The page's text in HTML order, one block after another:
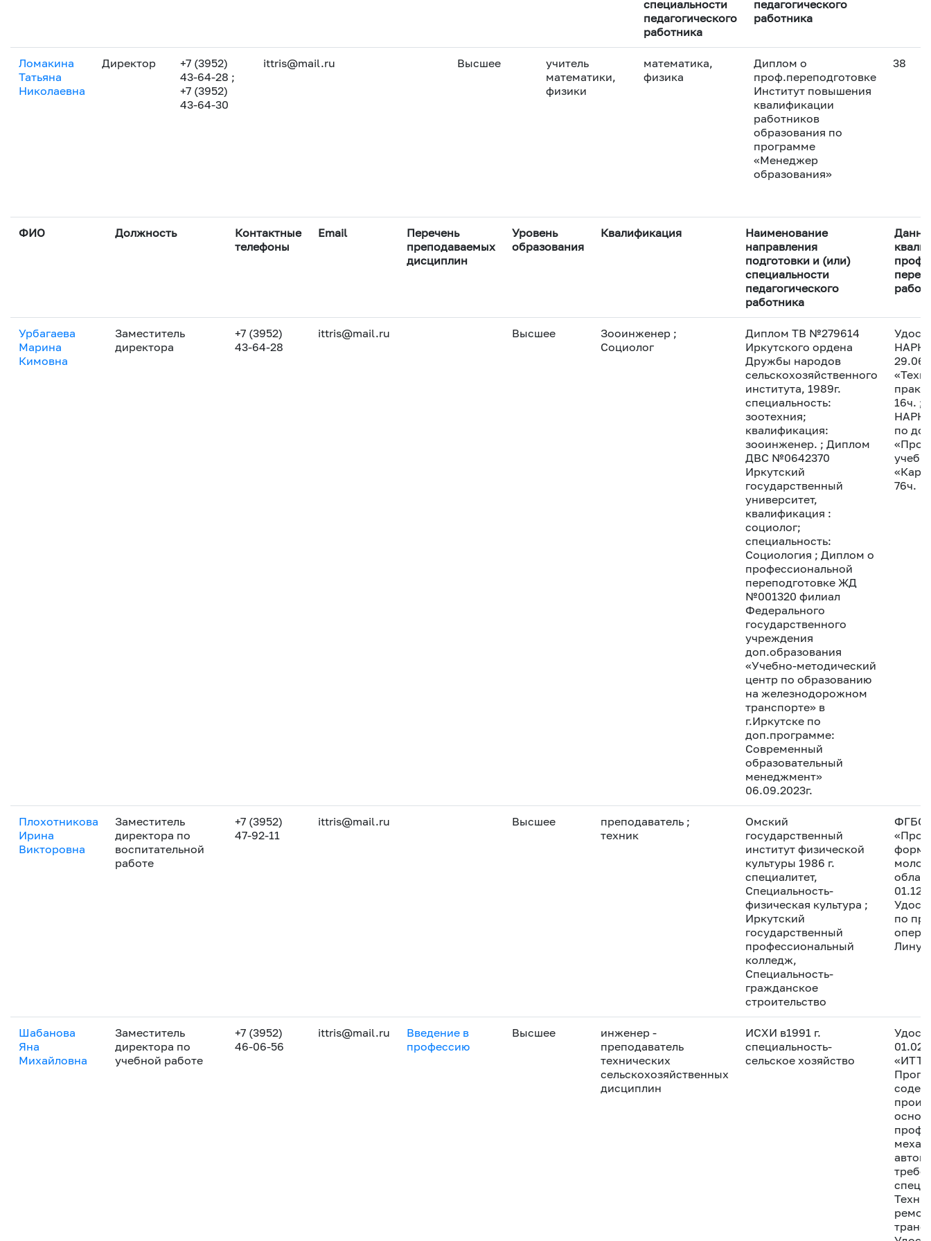
специальности
педагогического
работника
педагогического
работника
Ломакина
Татьяна
Николаевна
Директор
+7 (3952)
43-64-28 ;
+7 (3952)
43-64-30
ittris@mail.ru Высшее
учитель
математики,
физики
математика,
физика
Диплом о
проф.переподготовке
Институт повышения
квалификации
работников
образования по
программе
«Менеджер
образования»
38
ФИО Должность
Контактные
телефоны
Email
Перечень
преподаваемых
дисциплин
Уровень
образования
Квалификация
Наименование
направления
подготовки и (или)
специальности
педагогического
работника
Урбагаева
Марина
Кимовна
Заместитель
директора
+7 (3952)
43-64-28
ittris@mail.ru Высшее Зооинженер ;
Социолог
Диплом ТВ №279614
Иркутского ордена
Дружбы народов
сельскохозяйственного
института, 1989г.
специальность:
зоотехния;
квалификация:
зооинженер. ; Диплом
ДВС №0642370
Иркутский
государственный
университет,
квалификация :
социолог;
специальность:
Социология ; Диплом о
профессиональной
переподготовке ЖД
№001320 филиал
Федерального
государственного
учреждения
доп.образования
«Учебно-методический
центр по образованию
на железнодорожном
транспорте» в
г.Иркутске по
доп.программе:
Современный
образовательный
менеджмент»
06.09.2023г.
НАРК,
16ч. ;
НАРК,
по
76ч.
Плохотникова
Ирина
Викторовна
Заместитель
директора по
воспитательной
работе
+7 (3952)
47-92-11
ittris@mail.ru Высшее преподаватель ;
техник
Омский
государственный
институт физической
культуры 1986 г.
специалитет,
Специальность-
физическая культура ;
Иркутский
государственный
профессиональный
колледж,
Специальность-
гражданское
строительство
по
Шабанова
Яна
Михайловна
Заместитель
директора по
учебной работе
+7 (3952)
46-06-56
ittris@mail.ru
Введение в
профессию
Высшее
инженер -
преподаватель
технических
сельскохозяйственных
дисциплин
ИСХИ в1991 г.
специальность-
сельское хозяйство